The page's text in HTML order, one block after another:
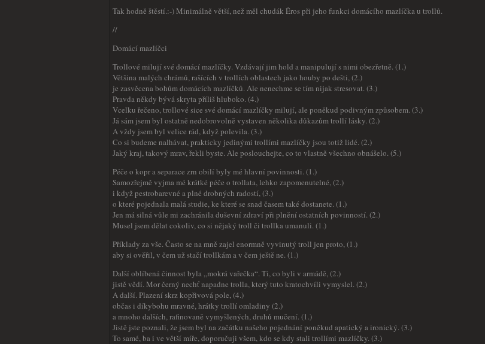
Tak hodně štěstí.:-) Minimálně větší, než měl chudák Éros při jeho funkci domácího mazlíčka u trollů.
//
Domácí mazlíčci
Trollové milují své domácí mazlíčky. Vzdávají jim hold a manipulují s nimi obezřetně. (1.)
Většina malých chrámů, rašících v trollích oblastech jako houby po dešti, (2.)
je zasvěcena bohům domácích mazlíčků. Ale nenechme se tím nijak stresovat. (3.)
Pravda někdy bývá skryta příliš hluboko. (4.)
Vcelku řečeno, trollové sice své domácí mazlíčky milují, ale poněkud podivným způsobem. (3.)
Já sám jsem byl ostatně nedobrovolně vystaven několika důkazům trollí lásky. (2.)
A vždy jsem byl velice rád, když polevila. (3.)
Co si budeme nalhávat, prakticky jedinými trollími mazlíčky jsou totiž lidé. (2.)
Jaký kraj, takový mrav, řekli byste. Ale poslouchejte, co to vlastně všechno obnášelo. (5.)
Péče o kopr a separace zrn obilí byly mé hlavní povinnosti. (1.)
Samozřejmě vyjma mé krátké péče o trollata, lehko zapomenutelné, (2.)
i když pestrobarevné a plné drobných radostí, (3.)
o které pojednala malá studie, ke které se snad časem také dostanete. (1.)
Jen má silná vůle mi zachránila duševní zdraví při plnění ostatních povinností. (2.)
Musel jsem dělat cokoliv, co si nějaký troll či trollka umanuli. (1.)
Příklady za vše. Často se na mně zajel enormně vyvinutý troll jen proto, (1.)
aby si ověřil, v čem už stačí trollkám a v čem ještě ne. (1.)
Další oblíbená činnost byla „mokrá vařečka“. Ti, co byli v armádě, (2.)
jistě vědí. Mor černý nechť napadne trolla, který tuto kratochvíli vymyslel. (2.)
A další. Plazení skrz kopřivová pole, (4.)
občas i díkybohu mravné, hrátky trollí omladiny (2.)
a mnoho dalších, rafinovaně vymyšlených, druhů mučení. (1.)
Jistě jste poznali, že jsem byl na začátku našeho pojednání poněkud apatický a ironický. (3.)
To samé, ba i ve větší míře, doporučuji všem, kdo se kdy stali trollími mazlíčky. (3.)